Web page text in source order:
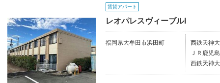
賃貸アパート
レオパレスヴィーブルI
福岡県大牟田市浜田町
西鉄天神
ＪＲ鹿児
西鉄天神